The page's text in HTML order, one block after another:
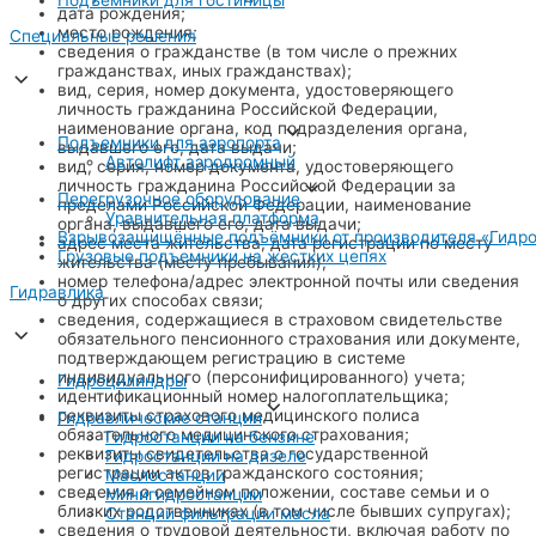
Специальные решения
Подъемники для аэропорта
Автолифт аэродромный
Перегрузочное оборудование
Уравнительная платформа
Взрывозащищённые подъёмники от производителя
Грузовые подъемники на жестких цепях
Гидравлика
Гидроцилиндры
Гидравлические станции
Гидростанции на бензине
Гидростанции на дизеле
Маслостанции
Минигидростанции
Станции фильтрации масла
дата рождения;
место рождения;
сведения о гражданстве (в том числе о прежних
гражданствах, иных гражданствах);
вид, серия, номер документа, удостоверяющего
личность гражданина Российской Федерации,
наименование органа, код подразделения органа,
выдавшего его, дата выдачи;
вид, серия, номер документа, удостоверяющего
личность гражданина Российской Федерации за
пределами Российской Федерации, наименование
органа, выдавшего его, дата выдачи;
адрес места жительства, дата регистрации по месту
жительства (месту пребывания);
номер телефона/адрес электронной почты или сведения
о других способах связи;
сведения, содержащиеся в страховом свидетельстве
обязательного пенсионного страхования или документе,
подтверждающем регистрацию в системе
индивидуального (персонифицированного) учета;
идентификационный номер налогоплательщика;
реквизиты страхового медицинского полиса
обязательного медицинского страхования;
реквизиты свидетельства о государственной
регистрации актов гражданского состояния;
сведения о семейном положении, составе семьи и о
близких родственниках (в том числе бывших супругах);
сведения о трудовой деятельности, включая работу по